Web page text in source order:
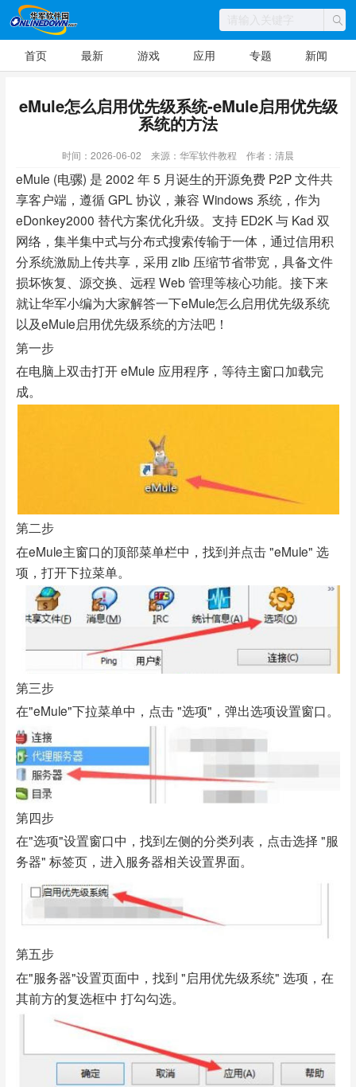
首页 最新 游戏 应用 专题 新闻
eMule怎么启用优先级系统-eMule启用优先级
系统的方法
时间：2026-06-02 来源：华军软件教程 作者：清晨
eMule (电骡) 是 2002 年 5 月诞生的开源免费 P2P 文件共
享客户端，遵循 GPL 协议，兼容 Windows 系统，作为
eDonkey2000 替代方案优化升级。支持 ED2K 与 Kad 双
网络，集半集中式与分布式搜索传输于一体，通过信用积
分系统激励上传共享，采用 zlib 压缩节省带宽，具备文件
损坏恢复、源交换、远程 Web 管理等核心功能。接下来
就让华军小编为大家解答一下eMule怎么启用优先级系统
以及eMule启用优先级系统的方法吧！
第一步
在电脑上双击打开 eMule 应用程序，等待主窗口加载完
成。
第二步
在eMule主窗口的顶部菜单栏中，找到并点击 "eMule" 选
项，打开下拉菜单。
第三步
在"eMule"下拉菜单中，点击 "选项"，弹出选项设置窗口。
第四步
在"选项"设置窗口中，找到左侧的分类列表，点击选择 "服
务器" 标签页，进入服务器相关设置界面。
第五步
在"服务器"设置页面中，找到 "启用优先级系统" 选项，在
其前方的复选框中 打勾勾选。